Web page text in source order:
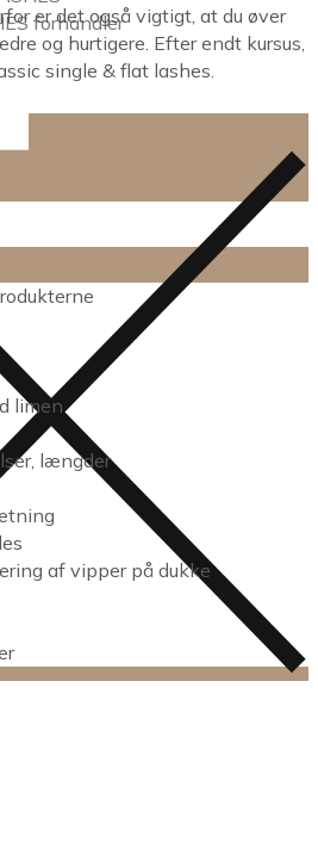
forhandler
er det også vigtigt, at du øver
og hurtigere. Efter endt kursus,
single & flat lashes.
limen
længder
af vipper på dukke